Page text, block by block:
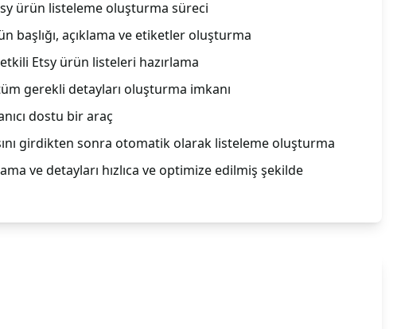
ürün listeleme oluşturma süreci
başlığı, açıklama ve etiketler oluşturma
Etsy ürün listeleri hazırlama
gerekli detayları oluşturma imkanı
dostu bir araç
girdikten sonra otomatik olarak listeleme oluşturma
ve detayları hızlıca ve optimize edilmiş şekilde